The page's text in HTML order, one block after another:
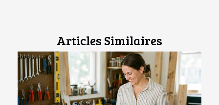
Articles Similaires